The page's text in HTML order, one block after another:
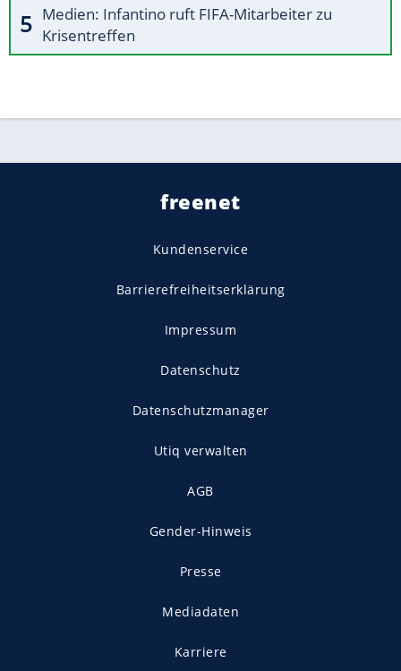
Medien: Infantino ruft FIFA-Mitarbeiter zu
Krisentreffen
freenet
Kundenservice
Barrierefreiheitserklärung
Impressum
Datenschutz
Datenschutzmanager
Utiq verwalten
AGB
Gender-Hinweis
Presse
Mediadaten
Karriere